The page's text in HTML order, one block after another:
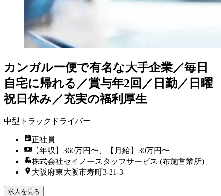
カンガルー便で有名な大手企業／毎日
自宅に帰れる／賞与年2回／日勤／日曜
祝日休み／充実の福利厚生
中型トラックドライバー
正社員
【年収】360万円〜、【月給】30万円〜
株式会社セイノースタッフサービス (布施営業所)
大阪府東大阪市寿町3-21-3
求人を見る